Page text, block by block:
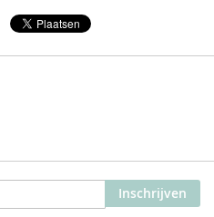
Inschrijven